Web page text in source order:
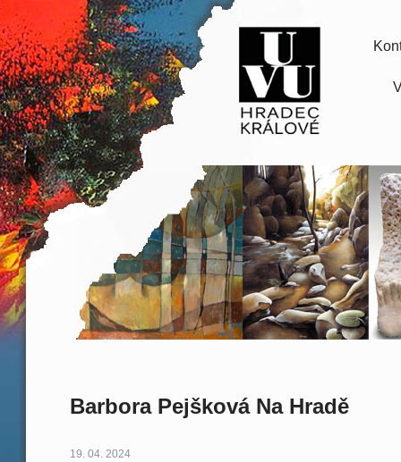
Barbora Pejšková Na Hradě
19. 04. 2024